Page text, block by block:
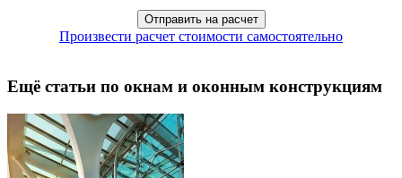
Произвести расчет стоимости самостоятельно
Ещё статьи по окнам и оконным конструкциям